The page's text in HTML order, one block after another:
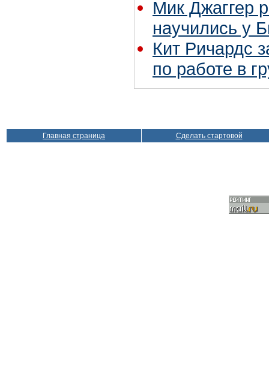
Мик Джаггер
научились у
Кит Ричардс
по работе в
Главная страница Сделать стартовой